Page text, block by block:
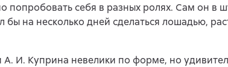
попробовать себя в разных ролях. Сам он в
бы на несколько дней сделаться лошадью,
А. И. Куприна невелики по форме, но